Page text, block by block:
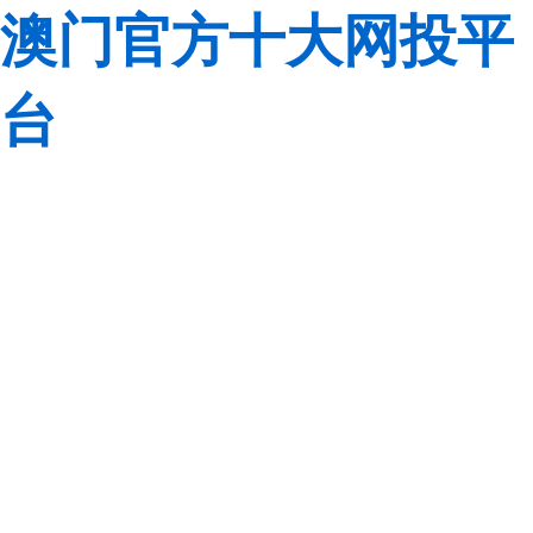
澳门官方十大网投平
台